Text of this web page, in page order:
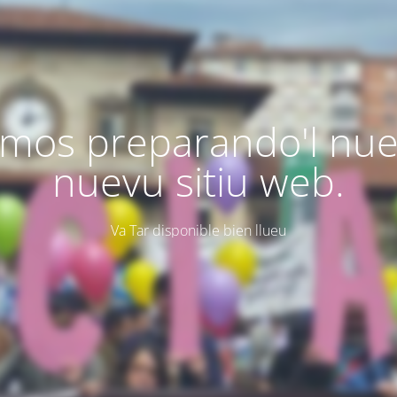
preparando'l
nuevu sitiu web.
Va Tar disponible bien llueu